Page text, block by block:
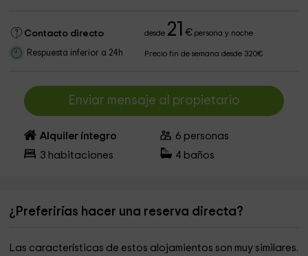
Contacto directo desde 21 €persona y noche
Respuesta inferior a 24h Precio fin de semana desde 320€
Enviar mensaje al propietario
Alquiler íntegro 6 personas
3 habitaciones 4 baños
¿Preferirías hacer una reserva directa?
Las características de estos alojamientos son muy similares.